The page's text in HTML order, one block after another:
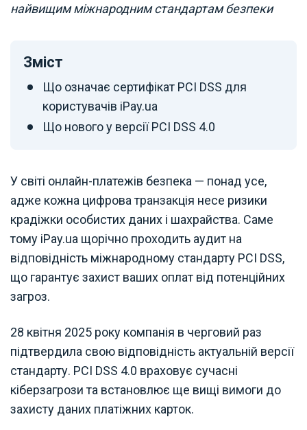
найвищим міжнародним стандартам безпеки
Зміст
Що означає сертифікат PCI DSS для
користувачів iPay.ua
Що нового у версії PCI DSS 4.0
У світі онлайн-платежів безпека — понад усе,
адже кожна цифрова транзакція несе ризики
крадіжки особистих даних і шахрайства. Саме
тому iPay.ua щорічно проходить аудит на
відповідність міжнародному стандарту PCI DSS,
що гарантує захист ваших оплат від потенційних
загроз.
28 квітня 2025 року компанія в черговий раз
підтвердила свою відповідність актуальній версії
стандарту. PCI DSS 4.0 враховує сучасні
кіберзагрози та встановлює ще вищі вимоги до
захисту даних платіжних карток.